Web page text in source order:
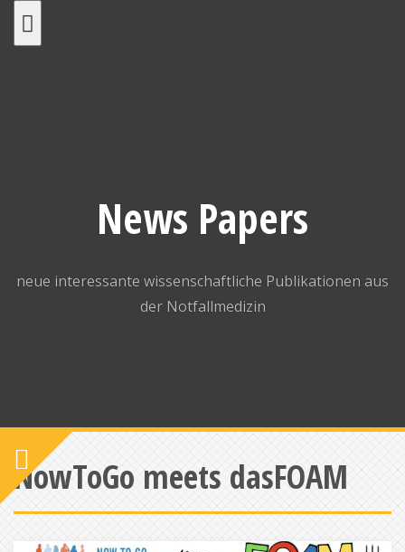
News Papers
neue interessante wissenschaftliche Publikationen aus
der Notfallmedizin
NowToGo meets dasFOAM